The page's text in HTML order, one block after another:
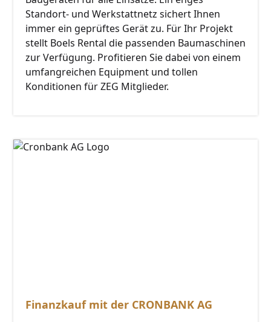
Standort- und Werkstattnetz sichert Ihnen
immer ein geprüftes Gerät zu. Für Ihr Projekt
stellt Boels Rental die passenden Baumaschinen
zur Verfügung. Profitieren Sie dabei von einem
umfangreichen Equipment und tollen
Konditionen für ZEG Mitglieder.
Finanzkauf mit der CRONBANK AG